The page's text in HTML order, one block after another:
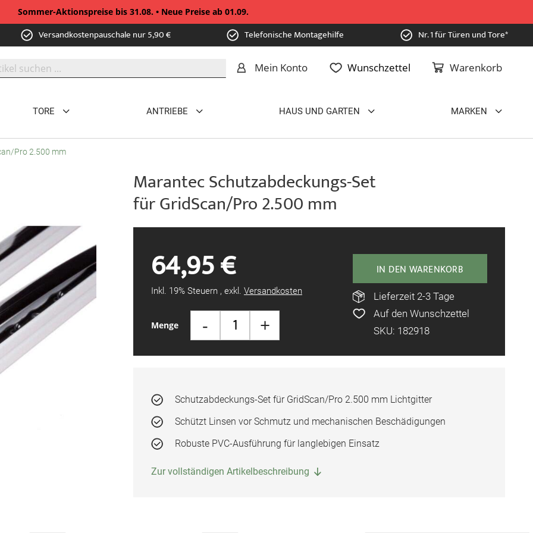
Sommer-Aktionspreise bis 31.08. • Neue Preise ab 01.09.
Versandkostenpauschale nur 5,90 € Telefonische Montagehilfe Nr. 1 für Türen und Tore*
Warenkorb
Mein Konto Wunschzettel
TORE ANTRIEBE HAUS UND GARTEN MARKEN
Pro 2.500 mm
Marantec Schutzabdeckungs-Set
für GridScan/Pro 2.500 mm
Menge - +
64,95 €
Inkl. 19% Steuern , exkl. Versandkosten
IN DEN WARENKORB
Lieferzeit 2-3 Tage
Auf den Wunschzettel
SKU: 182918
Schutzabdeckungs-Set für GridScan/Pro 2.500 mm Lichtgitter
Schützt Linsen vor Schmutz und mechanischen Beschädigungen
Robuste PVC-Ausführung für langlebigen Einsatz
Zur vollständigen Artikelbeschreibung